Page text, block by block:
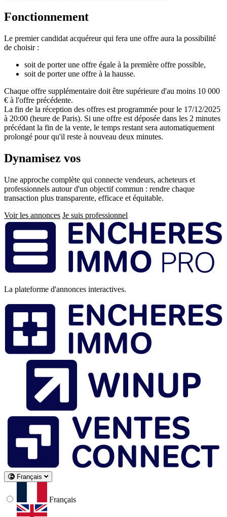
Fonctionnement
Le premier candidat acquéreur qui fera une offre aura la possibilité
de choisir :
soit de porter une offre égale à la première offre possible,
soit de porter une offre à la hausse.
Chaque offre supplémentaire doit être supérieure d'au moins 10 000
€ à l'offre précédente.
La fin de la réception des offres est programmée pour le 17/12/2025
à 20:00 (heure de Paris). Si une offre est déposée dans les 2 minutes
précédant la fin de la vente, le temps restant sera automatiquement
prolongé pour qu'il reste à nouveau deux minutes.
Dynamisez vos
Une approche complète qui connecte vendeurs, acheteurs et
professionnels autour d'un objectif commun : rendre chaque
transaction plus transparente, efficace et équitable.
Voir les annonces Je suis professionnel
Pied
de
page
La plateforme d'annonces interactives.
Français
Français